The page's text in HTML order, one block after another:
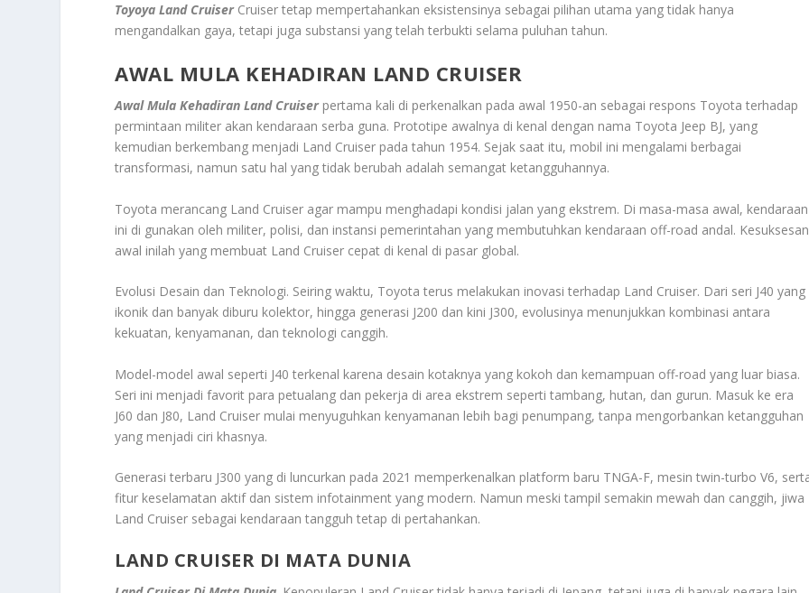
Toyoya Land CruiserCruiser tetap mempertahankan eksistensinya sebagai pilihan utama yang tidak hanya
mengandalkan gaya, tetapi juga substansi yang telah terbukti selama puluhan tahun.
AWAL MULA KEHADIRAN LAND CRUISER
Awal Mula Kehadiran Land Cruiserpertama kali di perkenalkan pada awal 1950-an sebagai respons Toyota terhadap
permintaan militer akan kendaraan serba guna. Prototipe awalnya di kenal dengan nama Toyota Jeep BJ, yang
kemudian berkembang menjadi Land Cruiser pada tahun 1954. Sejak saat itu, mobil ini mengalami berbagai
transformasi, namun satu hal yang tidak berubah adalah semangat ketangguhannya.
Toyota merancang Land Cruiser agar mampu menghadapi kondisi jalan yang ekstrem. Di masa-masa awal, kendaraan
ini di gunakan oleh militer, polisi, dan instansi pemerintahan yang membutuhkan kendaraan off-road andal. Kesuksesan
awal inilah yang membuat Land Cruiser cepat di kenal di pasar global.
Evolusi Desain dan Teknologi. Seiring waktu, Toyota terus melakukan inovasi terhadap Land Cruiser. Dari seri J40 yang
ikonik dan banyak diburu kolektor, hingga generasi J200 dan kini J300, evolusinya menunjukkan kombinasi antara
kekuatan, kenyamanan, dan teknologi canggih.
Model-model awal seperti J40 terkenal karena desain kotaknya yang kokoh dan kemampuan off-road yang luar biasa.
Seri ini menjadi favorit para petualang dan pekerja di area ekstrem seperti tambang, hutan, dan gurun. Masuk ke era
J60 dan J80, Land Cruiser mulai menyuguhkan kenyamanan lebih bagi penumpang, tanpa mengorbankan ketangguhan
yang menjadi ciri khasnya.
Generasi terbaru J300 yang di luncurkan pada 2021 memperkenalkan platform baru TNGA-F, mesin twin-turbo V6,
fitur keselamatan aktif dan sistem infotainment yang modern. Namun meski tampil semakin mewah dan canggih, jiwa
Land Cruiser sebagai kendaraan tangguh tetap di pertahankan.
LAND CRUISER DI MATA DUNIA